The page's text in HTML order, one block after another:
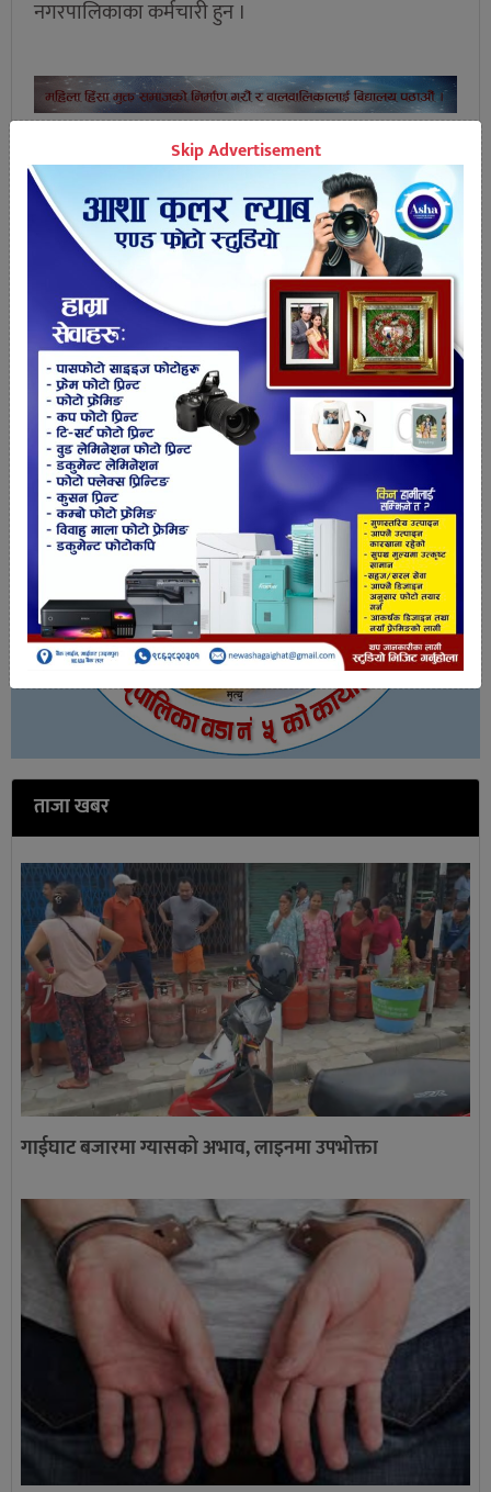
नगरपालिकाका कर्मचारी हुन ।
तपाईको प्रतिक्रिया
ताजा खबर
गाईघाट बजारमा ग्यासको अभाव, लाइनमा उपभोक्ता
Skip Advertisement